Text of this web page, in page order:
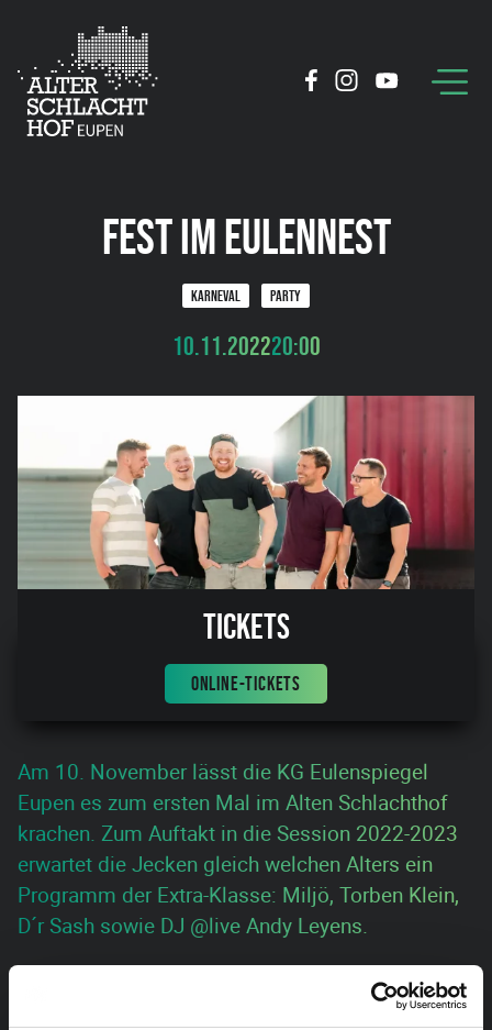
FEST IM EULENNEST
KARNEVAL PARTY
10.11.202220:00
Tickets
ONLINE-TICKETS
Am 10. November lässt die KG Eulenspiegel
Eupen es zum ersten Mal im Alten Schlachthof
krachen. Zum Auftakt in die Session 2022-2023
erwartet die Jecken gleich welchen Alters ein
Programm der Extra-Klasse: Miljö, Torben Klein,
D´r Sash sowie DJ @live Andy Leyens.
Neben lokalen Künstlern gibt es auch die „alten“
Karnevalsschlager sowie die Hits „Wolkeplatz“ und „Für